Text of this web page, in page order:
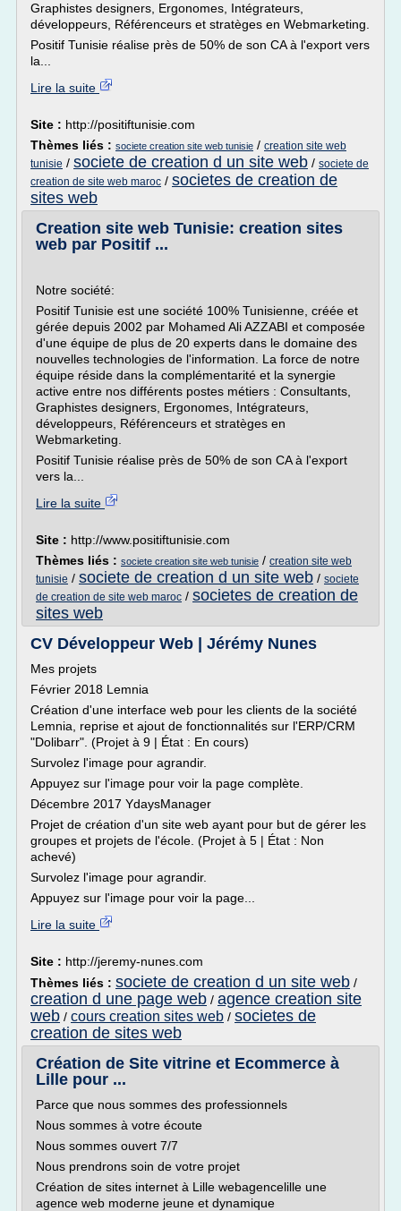
Graphistes designers, Ergonomes, Intégrateurs,
développeurs, Référenceurs et stratèges en Webmarketing.
Positif Tunisie réalise près de 50% de son CA à l'export vers
la...
Lire la suite
Site : http://positiftunisie.com
Thèmes liés : societe creation site web tunisie / creation site web
tunisie / societe de creation d un site web / societe de
creation de site web maroc / societes de creation de
sites web
Creation site web Tunisie: creation sites
web par Positif ...
Notre société:
Positif Tunisie est une société 100% Tunisienne, créée et
gérée depuis 2002 par Mohamed Ali AZZABI et composée
d'une équipe de plus de 20 experts dans le domaine des
nouvelles technologies de l'information. La force de notre
équipe réside dans la complémentarité et la synergie
active entre nos différents postes métiers : Consultants,
Graphistes designers, Ergonomes, Intégrateurs,
développeurs, Référenceurs et stratèges en
Webmarketing.
Positif Tunisie réalise près de 50% de son CA à l'export
vers la...
Lire la suite
Site : http://www.positiftunisie.com
Thèmes liés : societe creation site web tunisie / creation site web
tunisie / societe de creation d un site web / societe
de creation de site web maroc / societes de creation de
sites web
CV Développeur Web | Jérémy Nunes
Mes projets
Février 2018 Lemnia
Création d'une interface web pour les clients de la société
Lemnia, reprise et ajout de fonctionnalités sur l'ERP/CRM
"Dolibarr". (Projet à 9 | État : En cours)
Survolez l'image pour agrandir.
Appuyez sur l'image pour voir la page complète.
Décembre 2017 YdaysManager
Projet de création d'un site web ayant pour but de gérer les
groupes et projets de l'école. (Projet à 5 | État : Non
achevé)
Survolez l'image pour agrandir.
Appuyez sur l'image pour voir la page...
Lire la suite
Site : http://jeremy-nunes.com
Thèmes liés : societe de creation d un site web /
creation d une page web / agence creation site
web / cours creation sites web / societes de
creation de sites web
Création de Site vitrine et Ecommerce à
Lille pour ...
Parce que nous sommes des professionnels
Nous sommes à votre écoute
Nous sommes ouvert 7/7
Nous prendrons soin de votre projet
Création de sites internet à Lille webagencelille une
agence web moderne jeune et dynamique